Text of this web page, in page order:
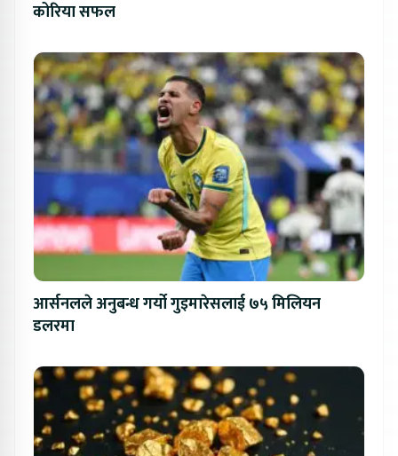
कोरिया सफल
आर्सनलले अनुबन्ध गर्यो गुइमारेसलाई ७५ मिलियन
डलरमा